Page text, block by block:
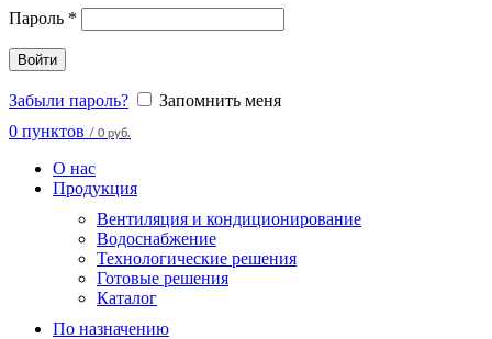
Пароль *
Войти
Забыли пароль?
Запомнить меня
0 пунктов / 0 руб.
О нас
Продукция
Вентиляция и кондиционирование
Водоснабжение
Технологические решения
Готовые решения
Каталог
По назначению